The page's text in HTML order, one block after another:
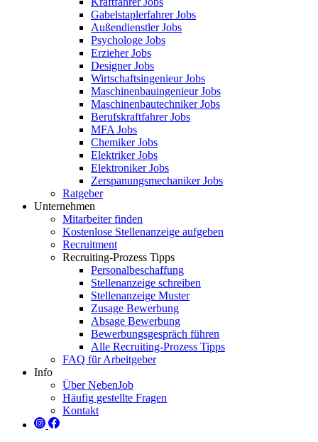
Gabelstaplerfahrer Jobs
Außendienstler Jobs
Psychologe Jobs
Erzieher Jobs
Designer Jobs
Wirtschaftsingenieur Jobs
Maschinenbauingenieur Jobs
Maschinenbautechniker Jobs
Berufskraftfahrer Jobs
MFA Jobs
Chemiker Jobs
Elektriker Jobs
Elektroniker Jobs
Zerspanungsmechaniker Jobs
Ratgeber
Unternehmen
Mitarbeiter finden
Kostenlose Stellenanzeige aufgeben
Recruitment
Recruiting-Prozess Tipps
Personalbeschaffung
Stellenanzeige schreiben
Stellenanzeige Muster
Zusage Bewerbung
Absage Bewerbung
Bewerbungsgespräch führen
Alle Recruiting-Prozess Tipps
FAQ für Arbeitgeber
Info
Über NebenJob
Häufig gestellte Fragen
Kontakt